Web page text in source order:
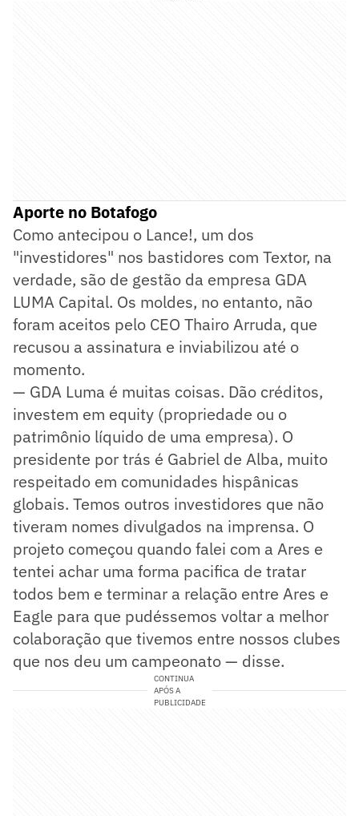
Aporte no Botafogo
Como antecipou o Lance!, um dos
"investidores" nos bastidores com Textor, na
verdade, são de gestão da empresa GDA
LUMA Capital. Os moldes, no entanto, não
foram aceitos pelo CEO Thairo Arruda, que
recusou a assinatura e inviabilizou até o
momento.
— GDA Luma é muitas coisas. Dão créditos,
investem em equity (propriedade ou o
patrimônio líquido de uma empresa). O
presidente por trás é Gabriel de Alba, muito
respeitado em comunidades hispânicas
globais. Temos outros investidores que não
tiveram nomes divulgados na imprensa. O
projeto começou quando falei com a Ares e
tentei achar uma forma pacifica de tratar
todos bem e terminar a relação entre Ares e
Eagle para que pudéssemos voltar a melhor
colaboração que tivemos entre nossos clubes
que nos deu um campeonato — disse.
CONTINUA
APÓS A
PUBLICIDADE